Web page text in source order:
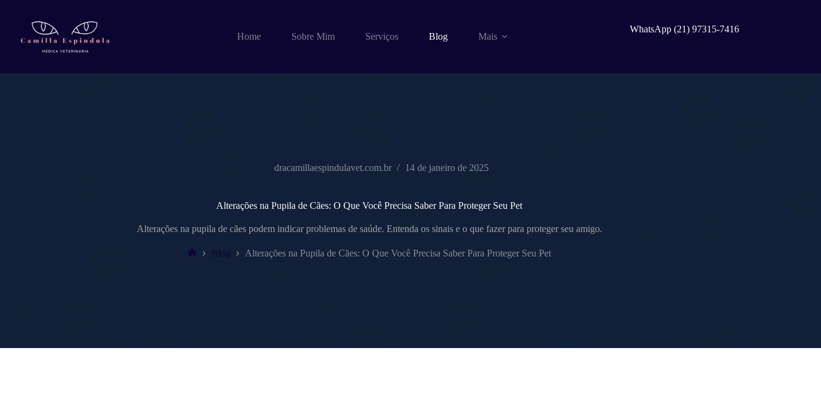
conteúdo
Home Sobre Mim Serviços Blog Mais
WhatsApp (21) 97315-7416
dracamillaespindulavet.com.br 14 de janeiro de 2025
Alterações na Pupila de Cães: O Que Você Precisa Saber Para Proteger Seu Pet
Alterações na pupila de cães podem indicar problemas de saúde. Entenda os sinais e o que fazer para proteger seu amigo.
Blog Alterações na Pupila de Cães: O Que Você Precisa Saber Para Proteger Seu Pet